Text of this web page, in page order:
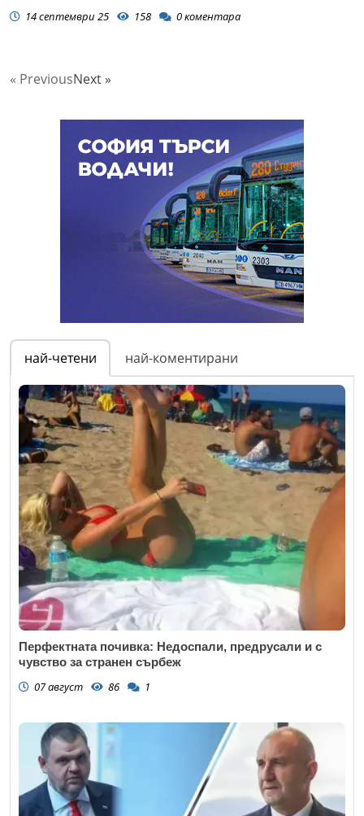
14 септември 25 158 0коментара
« PreviousNext »
най-четени най-коментирани
Перфектната почивка: Недоспали, предрусали и с
чувство за странен сърбеж
07 август 86 1